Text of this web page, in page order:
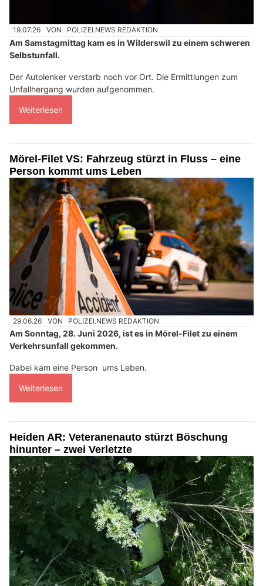
19.07.26 VON POLIZEI.NEWS REDAKTION
Am Samstagmittag kam es in Wilderswil zu einem schweren
Selbstunfall.
Der Autolenker verstarb noch vor Ort. Die Ermittlungen zum
Unfallhergang wurden aufgenommen.
Weiterlesen
Mörel-Filet VS: Fahrzeug stürzt in Fluss – eine
Person kommt ums Leben
29.06.26 VON POLIZEI.NEWS REDAKTION
Am Sonntag, 28. Juni 2026, ist es in Mörel-Filet zu einem
Verkehrsunfall gekommen.
Dabei kam eine Person ums Leben.
Weiterlesen
Heiden AR: Veteranenauto stürzt Böschung
hinunter – zwei Verletzte